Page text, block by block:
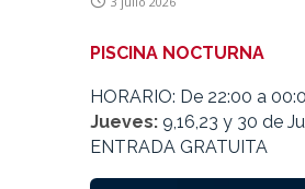
PISCINA NOCTURNA
HORARIO: De 22:00 a
Jueves: 9,16,23 y 30 de
ENTRADA GRATUITA